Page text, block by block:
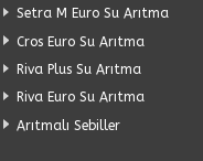
Setra M Euro Su Arıtma
Cros Euro Su Arıtma
Riva Plus Su Arıtma
Riva Euro Su Arıtma
Arıtmalı Sebiller